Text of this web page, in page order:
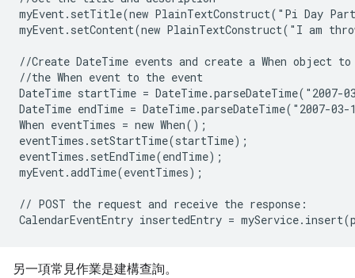
myEvent.setTitle(new PlainTextConstruct("Pi Day
myEvent.setContent(new PlainTextConstruct("I am
//Create DateTime events and create a When object
//the When event to the event
DateTime startTime =
DateTime endTime = DateTime.parseDateTime("2007-
When eventTimes = new When();
eventTimes.setStartTime(startTime);
eventTimes.setEndTime(endTime);
myEvent.addTime(eventTimes);
// POST the request and receive the response:
另一項常見作業是建構查詢。